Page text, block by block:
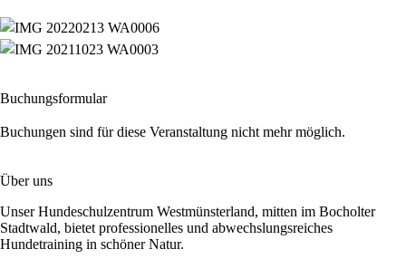
Buchungsformular
Buchungen sind für diese Veranstaltung nicht mehr möglich.
Über uns
Unser Hundeschulzentrum Westmünsterland, mitten im Bocholter
Stadtwald, bietet professionelles und abwechslungsreiches
Hundetraining in schöner Natur.